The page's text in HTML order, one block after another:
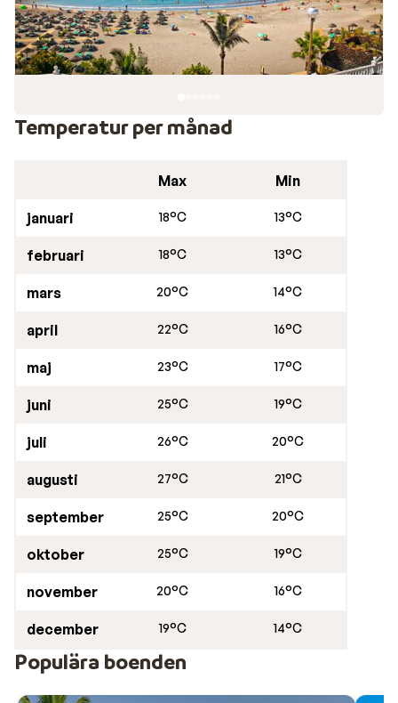
lokala och internationella restauranger och vill du ta
något i farten finns välkända snabbmatställen som du
kan besöka. Playa de las Americas är nattlivets
centrum i södra Teneriffa och i området kring Las
festen fortsätter fram till gryningen.
Temperatur per månad
Max Min
januari 18°C 13°C
februari 18°C 13°C
mars 20°C 14°C
april 22°C 16°C
maj 23°C 17°C
juni 25°C 19°C
juli 26°C 20°C
augusti 27°C 21°C
september 25°C 20°C
oktober 25°C 19°C
november 20°C 16°C
december 19°C 14°C
Populära boenden